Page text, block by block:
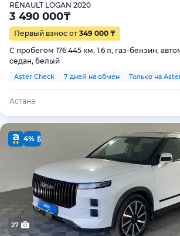
RENAULT LOGAN 2020
3 490 000₸
Первый взнос от 349 000 ₸
С пробегом 176 445 км, 1.6 л, газ-бензин,
седан, белый
Aster Check 7 дней на обмен Только на
Астана
4%
27